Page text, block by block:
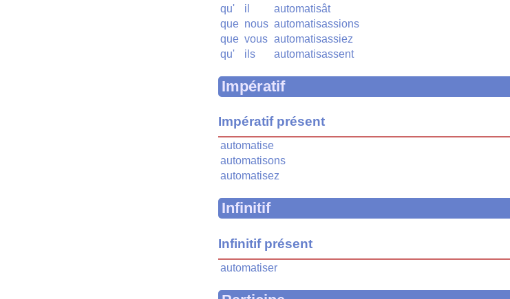
qu'
il
automatisât
que nous automatisassions
que vous automatisassiez
qu'
ils automatisassent
Impératif
Impératif présent
automatise
automatisons
automatisez
Infinitif
Infinitif présent
automatiser